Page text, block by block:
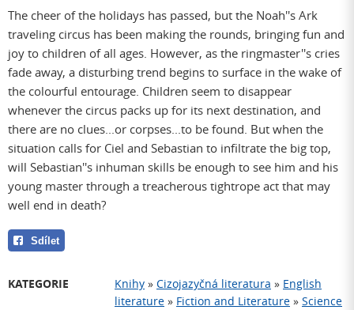
The cheer of the holidays has passed, but the Noah''s Ark
traveling circus has been making the rounds, bringing fun and
joy to children of all ages. However, as the ringmaster''s cries
fade away, a disturbing trend begins to surface in the wake of
the colourful entourage. Children seem to disappear
whenever the circus packs up for its next destination, and
there are no clues...or corpses...to be found. But when the
situation calls for Ciel and Sebastian to infiltrate the big top,
will Sebastian''s inhuman skills be enough to see him and his
young master through a treacherous tightrope act that may
well end in death?
Sdílet
KATEGORIE Knihy » Cizojazyčná literatura » English
literature » Fiction and Literature » Science